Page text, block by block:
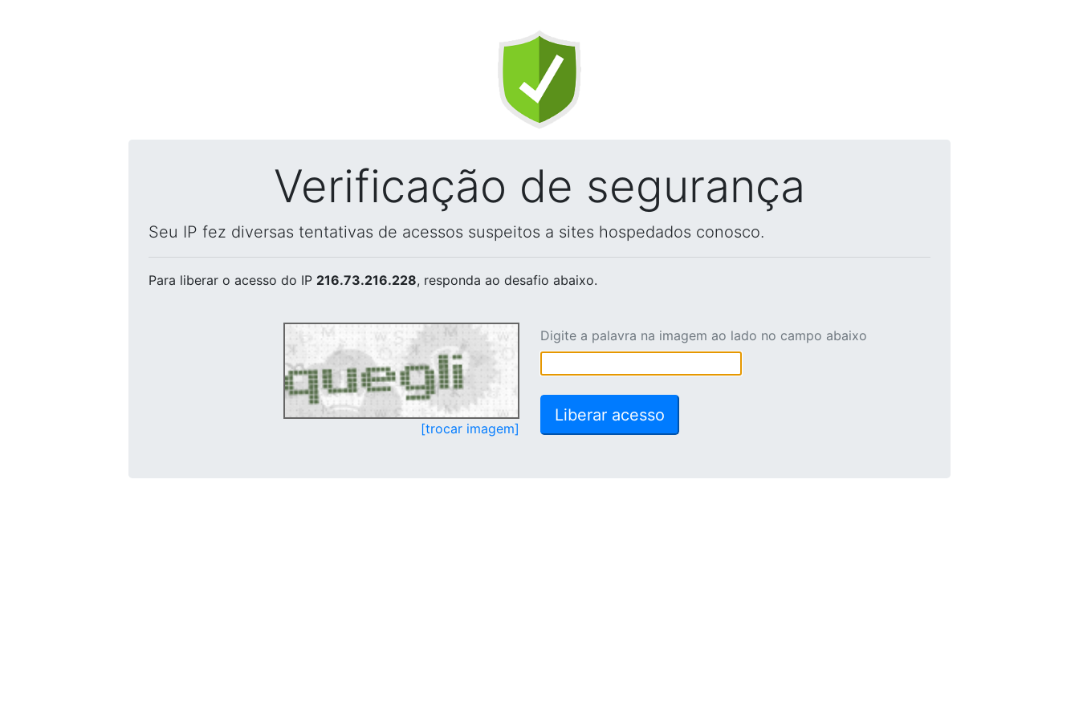
Verificação de segurança
Seu IP fez diversas tentativas de acessos suspeitos a sites hospedados conosco.
Para liberar o acesso do IP 216.73.216.228, responda ao desafio abaixo.
[trocar imagem]
Digite a palavra na imagem ao lado no campo abaixo